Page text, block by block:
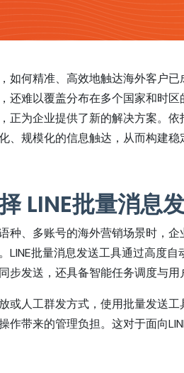
如何精准、高效地触达海外客户
还难以覆盖分布在多个国家和时
正为企业提供了新的解决方案。依
、规模化的信息触达，从而构建稳
LINE批量消息
种、多账号的海外营销场景时，
LINE批量消息发送工具通过高度
步发送，还具备智能任务调度与用
或人工群发方式，使用批量发送
作带来的管理负担。这对于面向